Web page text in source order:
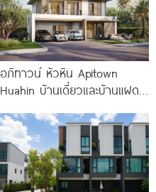
อภิทาวน์ หัวหิน Apitown
Huahin บ้านเดี่ยวและบ้านแฝด